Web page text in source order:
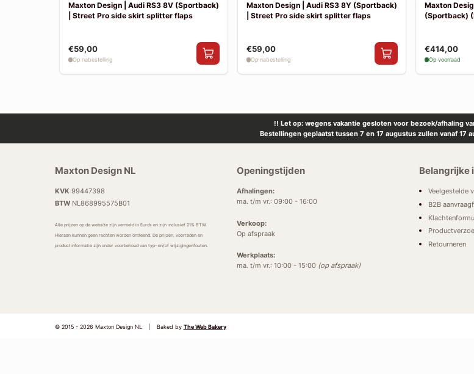
Maxton Design | Audi RS3 8V (Sportback)
| Street Pro side skirt splitter flaps
€59,00
Op nabestelling
Maxton Design | Audi RS3 8Y (Sportback)
| Street Pro side skirt splitter flaps
€59,00
Op nabestelling
Maxton
(Sportback)
€414,00
Op voorraad
!! Let op: wegens vakantie gesloten voor bezoek/afhaling
Bestellingen geplaatst tussen 7 en 17 augustus zullen vanaf 17
Maxton Design NL
KVK 99447398
BTWNL868995575B01
Alle prijzen op de website zijn vermeld in Euro’s en zijn inclusief 21% BTW.
Hieraan kunnen geen rechten worden ontleend. De prijzen, voorraden en
productinformatie zijn onder voorbehoud van typ- en/of wijzigingenfouten.
Openingstijden
Afhalingen:
ma. t/m vr.: 09:00 - 16:00
Verkoop:
Op afspraak
Werkplaats:
ma. t/m vr.: 10:00 - 15:00 (op afspraak)
Belangrijke
Veelgestelde
B2B
Retourneren
© 2015 - 2026 Maxton Design NL Baked by The Web Bakery